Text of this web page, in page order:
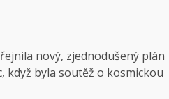
nový, zjednodušený plán
když byla soutěž o kosmickou